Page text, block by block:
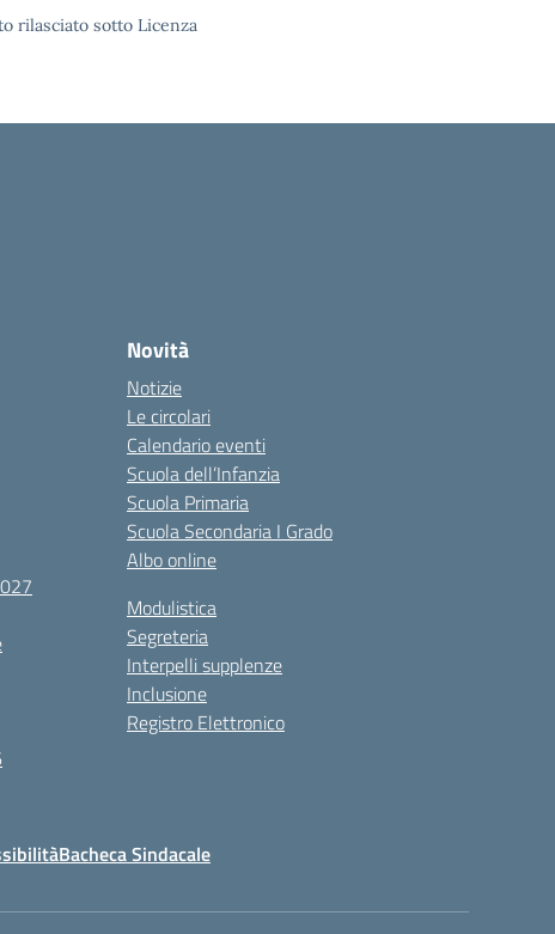
rilasciato sotto Licenza
Novità
Notizie
Le circolari
Calendario eventi
Scuola dell’Infanzia
Scuola Primaria
Scuola Secondaria I Grado
Albo online
Modulistica
Segreteria
Interpelli supplenze
Inclusione
Registro Elettronico
Bacheca Sindacale